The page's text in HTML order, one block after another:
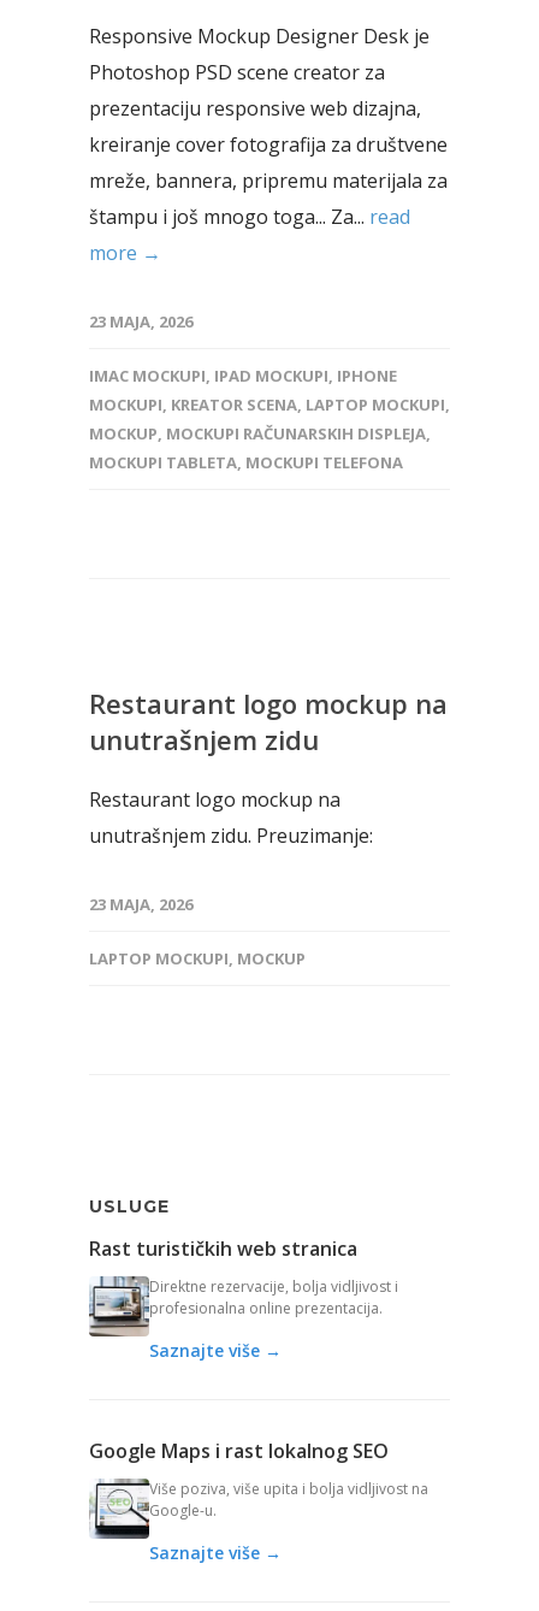
Responsive Mockup Designer Desk je
Photoshop PSD scene creator za
prezentaciju responsive web dizajna,
kreiranje cover fotografija za društvene
mreže, bannera, pripremu materijala za
štampu i još mnogo toga... Za... read
more →
23 MAJA, 2026
IMAC MOCKUPI, IPAD MOCKUPI, IPHONE
MOCKUPI, KREATOR SCENA, LAPTOP MOCKUPI,
MOCKUP, MOCKUPI RAČUNARSKIH DISPLEJA,
MOCKUPI TABLETA, MOCKUPI TELEFONA
Restaurant logo mockup na
unutrašnjem zidu
Restaurant logo mockup na
unutrašnjem zidu. Preuzimanje:
23 MAJA, 2026
LAPTOP MOCKUPI, MOCKUP
USLUGE
Rast turističkih web stranica
Direktne rezervacije, bolja vidljivost i
profesionalna online prezentacija.
Saznajte više →
Google Maps i rast lokalnog SEO
Više poziva, više upita i bolja vidljivost na
Google-u.
Saznajte više →